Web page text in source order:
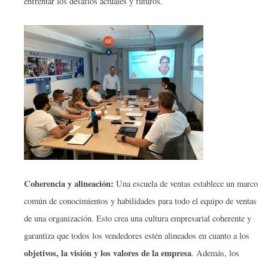
Coherencia y alineación: Una escuela de ventas establece un marco
común de conocimientos y habilidades para todo el equipo de ventas
de una organización. Esto crea una cultura empresarial coherente y
garantiza que todos los vendedores estén alineados en cuanto a los
objetivos, la visión y los valores de la empresa. Además, los